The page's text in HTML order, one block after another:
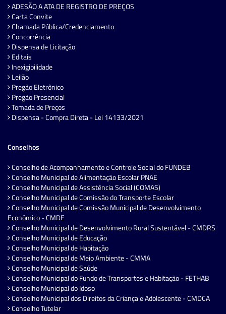
ADESÃO A ATA DE REGISTRO DE PREÇOS
Carta Convite
Chamada Pública/Credenciamento
Concorrência
Dispensa de Licitação
Editais
Inexigibilidade
Leilão
Pregão Eletrônico
Pregão Presencial
Tomada de Preços
Dispensa - Compra Direta - Lei 14133/2021
Conselhos
Conselho de Acompanhamento e Controle Social do FUNDEB
Conselho Municipal de Alimentação Escolar PNAE
Conselho Municipal de Assistência Social (COMAS)
Conselho Municipal de Comissão do Transporte Escolar
Conselho Municipal de Comissão Municipal de Desenvolvimento
Econômico - CMDE
Conselho Municipal de Desenvolvimento Rural Sustentável - CMDRS
Conselho Municipal de Educação
Conselho Municipal de Habitação
Conselho Municipal de Meio Ambiente - CMMA
Conselho Municipal de Saúde
Conselho Municipal do Fundo de Transportes e Habitação - FETHAB
Conselho Municipal do Idoso
Conselho Municipal dos Direitos da Criança e Adolescente - CMDCA
Conselho Tutelar